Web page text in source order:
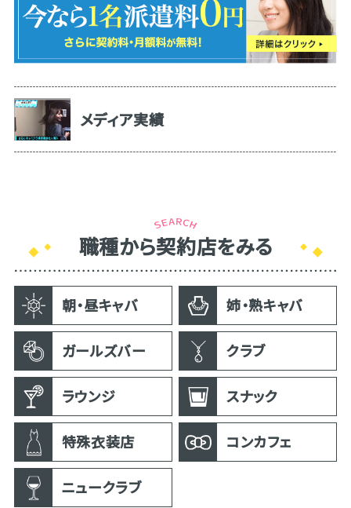
メディア実績
職種から契約店をみる
朝・昼キャバ 姉・熟キャバ
ガールズバー クラブ
ラウンジ スナック
特殊衣装店 コンカフェ
ニュークラブ